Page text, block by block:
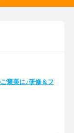
褒美に♪研修＆フ